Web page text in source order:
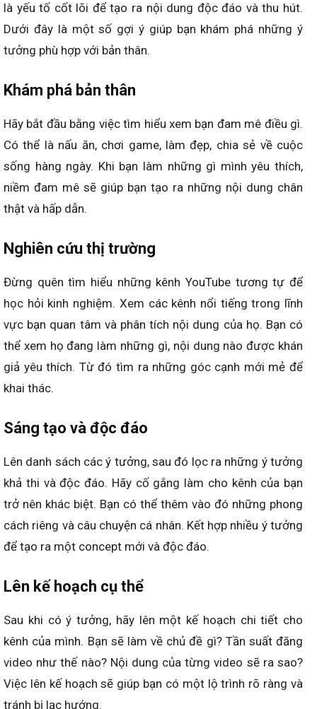
là yếu tố cốt lõi để tạo ra nội dung độc đáo và thu hút.
Dưới đây là một số gợi ý giúp bạn khám phá những ý
tưởng phù hợp với bản thân.
Khám phá bản thân
Hãy bắt đầu bằng việc tìm hiểu xem bạn đam mê điều gì.
Có thể là nấu ăn, chơi game, làm đẹp, chia sẻ về cuộc
sống hàng ngày. Khi bạn làm những gì mình yêu thích,
niềm đam mê sẽ giúp bạn tạo ra những nội dung chân
thật và hấp dẫn.
Nghiên cứu thị trường
Đừng quên tìm hiểu những kênh YouTube tương tự để
học hỏi kinh nghiệm. Xem các kênh nổi tiếng trong lĩnh
vực bạn quan tâm và phân tích nội dung của họ. Bạn có
thể xem họ đang làm những gì, nội dung nào được khán
giả yêu thích. Từ đó tìm ra những góc cạnh mới mẻ để
khai thác.
Sáng tạo và độc đáo
Lên danh sách các ý tưởng, sau đó lọc ra những ý tưởng
khả thi và độc đáo. Hãy cố gắng làm cho kênh của bạn
trở nên khác biệt. Bạn có thể thêm vào đó những phong
cách riêng và câu chuyện cá nhân. Kết hợp nhiều ý tưởng
để tạo ra một concept mới và độc đáo.
Lên kế hoạch cụ thể
Sau khi có ý tưởng, hãy lên một kế hoạch chi tiết cho
kênh của mình. Bạn sẽ làm về chủ đề gì? Tần suất đăng
video như thế nào? Nội dung của từng video sẽ ra sao?
Việc lên kế hoạch sẽ giúp bạn có một lộ trình rõ ràng và
tránh bị lạc hướng.